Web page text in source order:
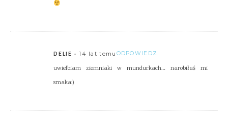
DELIE 14 lat temu ODPOWIEDZ
uwielbiam ziemniaki w mundurkach… narobiłaś mi
smaka:)